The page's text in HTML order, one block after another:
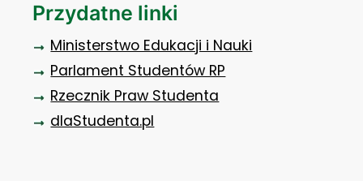
Przydatne linki
Ministerstwo Edukacji i Nauki
Parlament Studentów RP
Rzecznik Praw Studenta
dlaStudenta.pl